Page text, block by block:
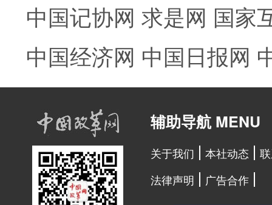
中国记协网 求是网 国家
中国经济网 中国日报网
辅助导航 MENU
关于我们 本社动态
法律声明
广告合作